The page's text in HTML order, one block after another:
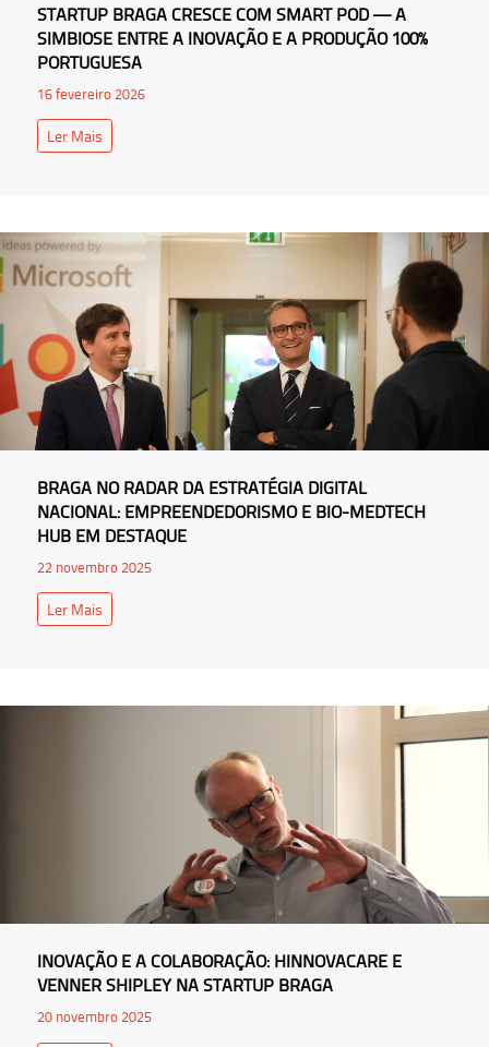
STARTUP BRAGA CRESCE COM SMART POD — A
SIMBIOSE ENTRE A INOVAÇÃO E A PRODUÇÃO 100%
PORTUGUESA
16 fevereiro 2026
Ler Mais
BRAGA NO RADAR DA ESTRATÉGIA DIGITAL
NACIONAL: EMPREENDEDORISMO E BIO-MEDTECH
HUB EM DESTAQUE
22 novembro 2025
Ler Mais
INOVAÇÃO E A COLABORAÇÃO: HINNOVACARE E
VENNER SHIPLEY NA STARTUP BRAGA
20 novembro 2025